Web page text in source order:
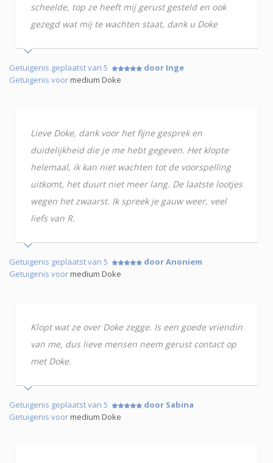
scheelde, top ze heeft mij gerust gesteld en ook
gezegd wat mij te wachten staat, dank u Doke
Getuigenis geplaatst van 5
door Inge
Getuigenis voormedium Doke
Lieve Doke, dank voor het fijne gesprek en
duidelijkheid die je me hebt gegeven. Het klopte
helemaal, ik kan niet wachten tot de voorspelling
uitkomt, het duurt niet meer lang. De laatste lootjes
wegen het zwaarst. Ik spreek je gauw weer, veel
liefs van R.
Getuigenis geplaatst van 5
door Anoniem
Getuigenis voormedium Doke
Klopt wat ze over Doke zegge. Is een goede vriendin
van me, dus lieve mensen neem gerust contact op
met Doke.
Getuigenis geplaatst van 5
door Sabina
Getuigenis voormedium Doke